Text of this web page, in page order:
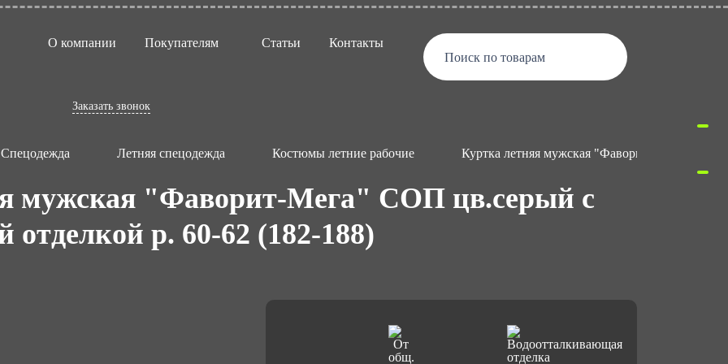
О компании Покупателям Статьи Контакты
Заказать звонок
Поиск по товарам
Спецодежда Летняя спецодежда Костюмы летние рабочие Куртка летняя мужская "Фаворит-Мега" СОП
мужская "Фаворит-Мега" СОП цв.серый с
отделкой р. 60-62 (182-188)